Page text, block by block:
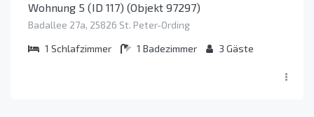
Wohnung 5 (ID 117) (Objekt 97297)
Badallee 27a, 25826 St. Peter-Ording
1 Schlafzimmer 1 Badezimmer 3 Gäste